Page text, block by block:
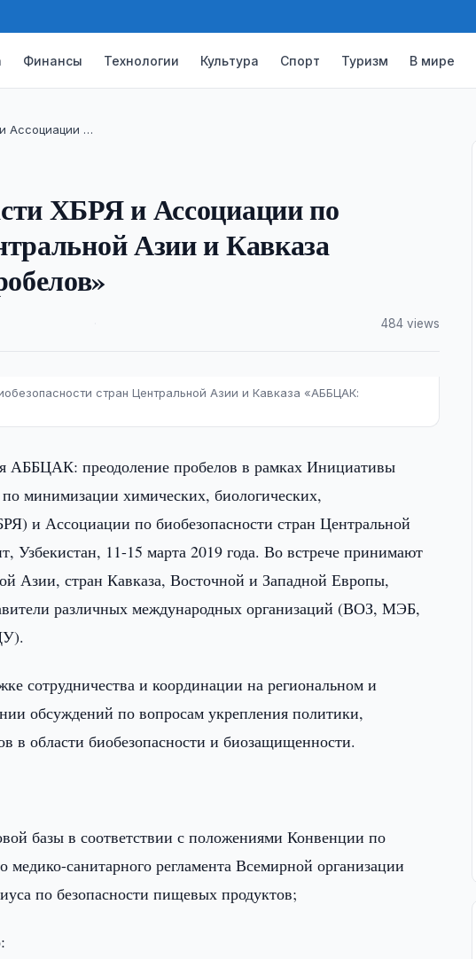
Финансы Технологии Культура Спорт Туризм В мире
Ассоциации …
ХБРЯ и Ассоциации по
Азии и Кавказа
484 views
стран Центральной Азии и Кавказа «АББЦАК:
АББЦАК: преодоление пробелов в рамках Инициативы
минимизации химических, биологических,
и Ассоциации по биобезопасности стран Центральной
11-15 марта 2019 года. Во встрече принимают
Азии, стран Кавказа, Восточной и Западной Европы,
различных международных организаций (ВОЗ, МЭБ,
сотрудничества и координации на региональном и
обсуждений по вопросам укрепления политики,
в области биобезопасности и биозащищенности.
базы в соответствии с положениями Конвенции по
санитарного регламента Всемирной организации
по безопасности пищевых продуктов;